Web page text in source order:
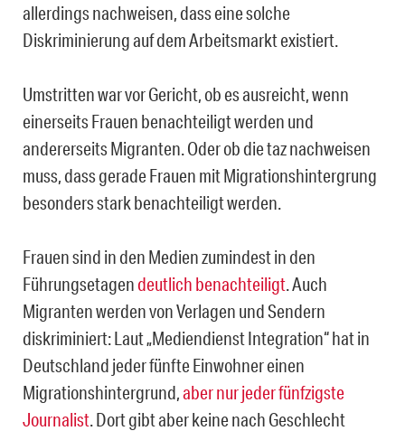
allerdings nachweisen, dass eine solche
Diskriminierung auf dem Arbeitsmarkt existiert.
Umstritten war vor Gericht, ob es ausreicht, wenn
einerseits Frauen benachteiligt werden und
andererseits Migranten. Oder ob die taz nachweisen
muss, dass gerade Frauen mit Migrationshintergrung
besonders stark benachteiligt werden.
Frauen sind in den Medien zumindest in den
Führungsetagendeutlich benachteiligt. Auch
Migranten werden von Verlagen und Sendern
diskriminiert: Laut „Mediendienst Integration“ hat in
Deutschland jeder fünfte Einwohner einen
Migrationshintergrund,aber nur jeder fünfzigste
Journalist. Dort gibt aber keine nach Geschlecht